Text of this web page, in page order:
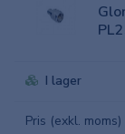
I lager
Pris (exkl. moms)